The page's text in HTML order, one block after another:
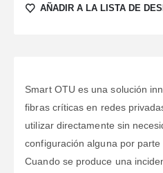
AÑADIR A LA LISTA DE
Smart OTU es una solución
fibras críticas en redes
utilizar directamente sin
configuración alguna por parte
Cuando se produce una